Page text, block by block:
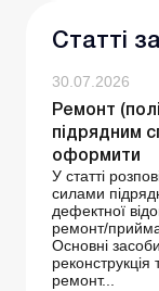
Статті
30.07.2026
Ремонт
підрядним
оформити
У статті
силами
дефектної
ремонт/
Основні
ремонт...